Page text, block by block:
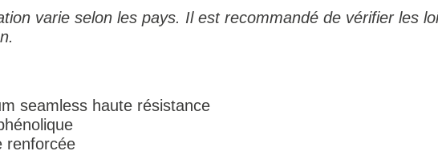
varie selon les pays. Il est recommandé de vérifier les
seamless haute résistance
renforcée